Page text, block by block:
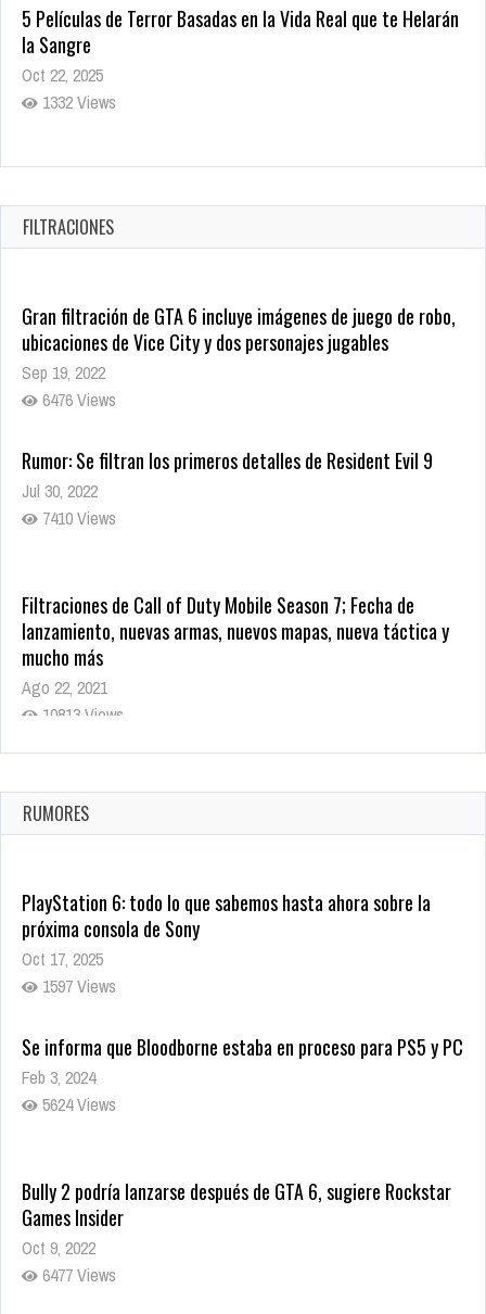
5 Películas de Terror Basadas en la Vida Real que te Helarán
la Sangre
Oct 22, 2025
1332 Views
Revive el terror: El conjuro 4: Últimos ritos ya está disponible
Oct 20, 2025
1373 Views
FILTRACIONES
Gran filtración de GTA 6 incluye imágenes de juego de robo,
ubicaciones de Vice City y dos personajes jugables
Sep 19, 2022
6476 Views
Rumor: Se filtran los primeros detalles de Resident Evil 9
Jul 30, 2022
7410 Views
Filtraciones de Call of Duty Mobile Season 7; Fecha de
lanzamiento, nuevas armas, nuevos mapas, nueva táctica y
mucho más
Ago 22, 2021
10813 Views
La configuración de Call of Duty 2021 aparentemente ya fue
Ago 8, 2021
9995 Views
RUMORES
PlayStation 6: todo lo que sabemos hasta ahora sobre la
próxima consola de Sony
Oct 17, 2025
1597 Views
Se informa que Bloodborne estaba en proceso para PS5 y PC
Feb 3, 2024
5624 Views
Bully 2 podría lanzarse después de GTA 6, sugiere Rockstar
Games Insider
Oct 9, 2022
6477 Views